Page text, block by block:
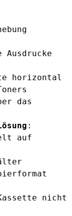
horizontal
das
:
auf
nicht